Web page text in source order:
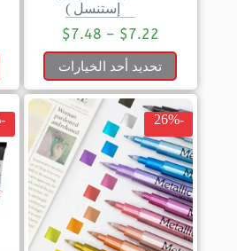
إستنسل )
$7.22
–
$7.48
تحديد أحد الخيارات
-26%
-10%